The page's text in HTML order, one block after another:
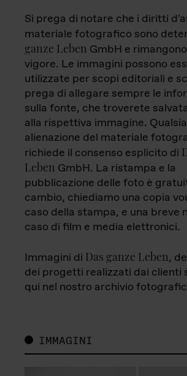
Si prega di notare che i diritti
materiale fotografico sono
ganze Leben GmbH e
vigore. Le immagini possono
utilizzate per scopi editoriali e
prega di allegare sempre le
sulla fonte, che troverete
alla rispettiva immagine.
alienazione del materiale
richiede il consenso esplicito di
Leben GmbH. La ristampa e la
pubblicazione delle foto è
cambio, chiediamo una copia
caso della stampa, e una breve
caso di film e media elettronici.
Immagini di Das ganze Leben,
dei progetti realizzati dai clienti
qui nel nostro archivio
IMMAGINI